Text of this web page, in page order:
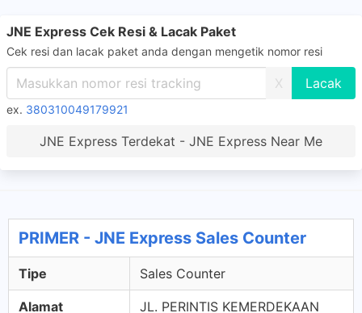
JNE Express Cek Resi & Lacak Paket
Cek resi dan lacak paket anda dengan mengetik nomor resi
X
ex. 380310049179921
JNE Express Terdekat - JNE Express Near Me
PRIMER - JNE Express Sales Counter
Tipe Sales Counter
Alamat
JL. PERINTIS KEMERDEKAAN